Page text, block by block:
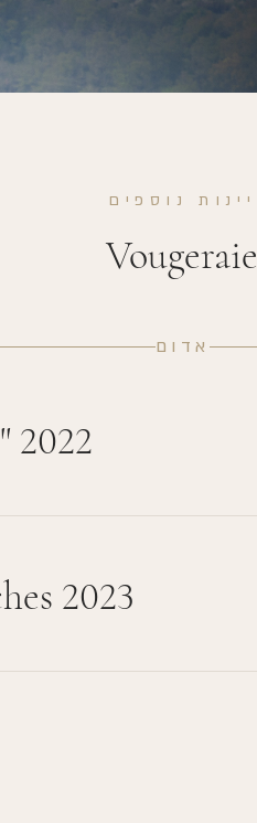
יינות נוספים
Vougeraie
אדום
2022
2023